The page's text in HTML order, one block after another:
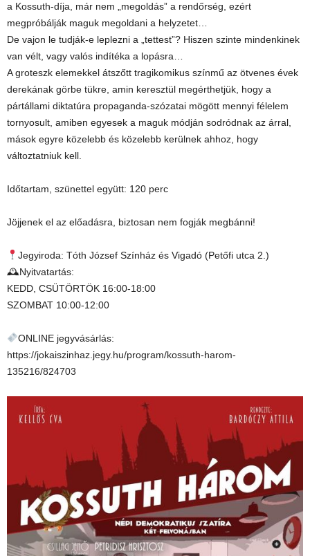
a Kossuth-díja, már nem „megoldás” a rendőrség, ezért
megpróbálják maguk megoldani a helyzetet…
De vajon le tudják-e leplezni a „tettest”? Hiszen szinte mindenkinek
van vélt, vagy valós indítéka a lopásra…
A groteszk elemekkel átszőtt tragikomikus színmű az ötvenes évek
derekának görbe tükre, amin keresztül megérthetjük, hogy a
pártállami diktatúra propaganda-szózatai mögött mennyi félelem
tornyosult, amiben egyesek a maguk módján sodródnak az árral,
mások egyre közelebb és közelebb kerülnek ahhoz, hogy
változtatniuk kell.
Időtartam, szünettel együtt: 120 perc
Jöjjenek el az előadásra, biztosan nem fogják megbánni!
Jegyiroda: Tóth József Színház és Vigadó (Petőfi utca 2.)
🕰Nyitvatartás:
KEDD, CSÜTÖRTÖK 16:00-18:00
SZOMBAT 10:00-12:00
ONLINE jegyvásárlás:
https://jokaiszinhaz.jegy.hu/program/kossuth-harom-
135216/824703